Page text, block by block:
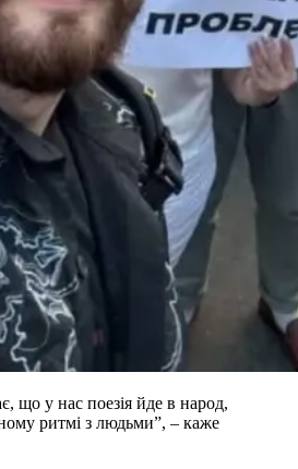
що у нас поезія йде в народ,
ритмі з людьми”, – каже